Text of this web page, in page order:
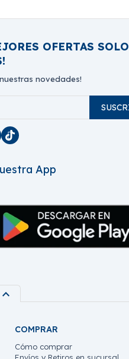
OFERTAS
novedades!

App
expand_more
COMPRAR
Cómo comprar